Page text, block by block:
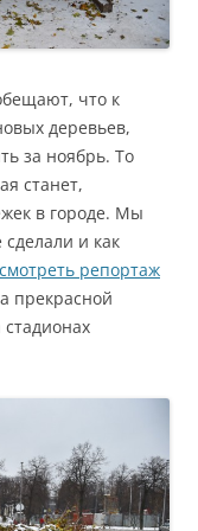
что к
деревьев,
за ноябрь. То
станет,
в городе. Мы
и как
репортаж
прекрасной